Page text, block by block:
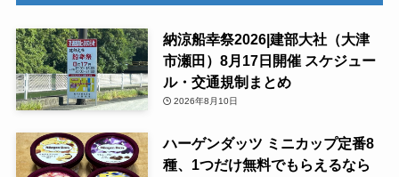
納涼船幸祭2026|建部大社（大津
市瀬田）8月17日開催 スケジュー
ル・交通規制まとめ
2026年8月10日
ハーゲンダッツ ミニカップ定番8
種、1つだけ無料でもらえるなら